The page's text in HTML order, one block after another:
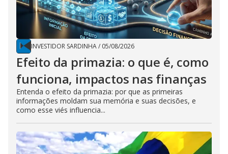
INVESTIDOR SARDINHA/ 05/08/2026
Efeito da primazia: o que é, como
funciona, impactos nas finanças
Entenda o efeito da primazia: por que as primeiras
informações moldam sua memória e suas decisões, e
como esse viés influencia...